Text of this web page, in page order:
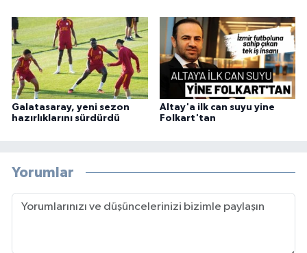
Galatasaray, yeni sezon
hazırlıklarını sürdürdü
Altay'a ilk can suyu yine
Folkart'tan
Yorumlar